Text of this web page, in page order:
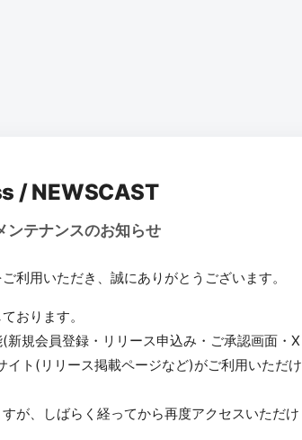
/ NEWSCAST
ンテナンスのお知らせ
利用いただき、誠にありがとうございます。
おります。
新規会員登録・リリース申込み・ご承認画面・X
イト(リリース掲載ページなど)がご利用いただけ
が、しばらく経ってから再度アクセスいただけ